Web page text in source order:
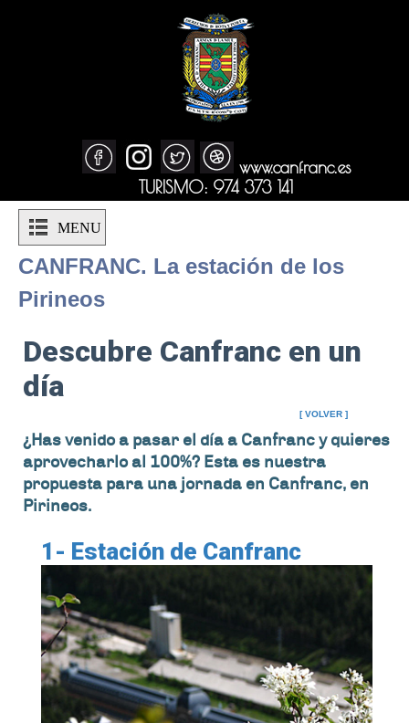
www.canfranc.es
TURISMO: 974 373 141
MENU
CANFRANC. La estación de los
Pirineos
Descubre Canfranc en un
día
[ VOLVER ]
¿Has venido a pasar el día a Canfranc y quieres
aprovecharlo al 100%? Esta es nuestra
propuesta para una jornada en Canfranc, en
Pirineos.
1- Estación de Canfranc